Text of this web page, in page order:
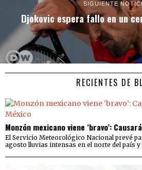
SIGUIENTE
Djokovic espera fallo en un
RECIENTES DE
Monzón mexicano viene ‘bravo’:
El Servicio Meteorológico Nacional prevé
agosto lluvias intensas en el norte del país